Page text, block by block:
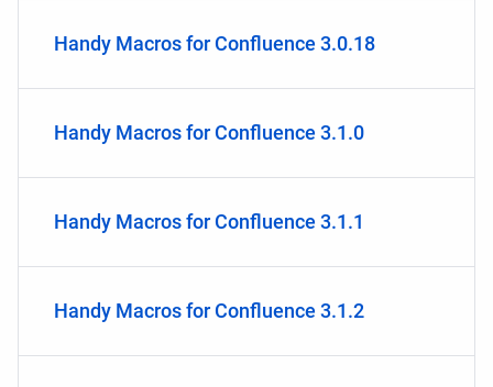
Handy Macros for Confluence 3.0.18
Handy Macros for Confluence 3.1.0
Handy Macros for Confluence 3.1.1
Handy Macros for Confluence 3.1.2